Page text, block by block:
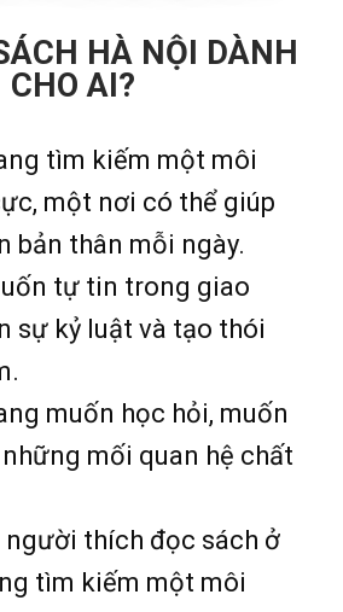
HÀ NỘI DÀNH
CHO AI?
tìm kiếm một môi
một nơi có thể giúp
bản thân mỗi ngày.
tự tin trong giao
sự kỷ luật và tạo thói
muốn học hỏi, muốn
mối quan hệ chất
người thích đọc sách ở
tìm kiếm một môi